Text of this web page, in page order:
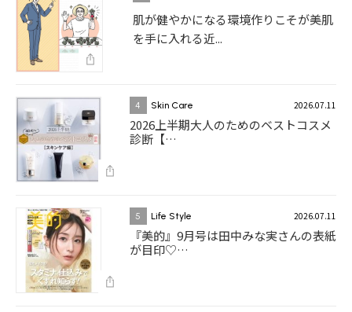
肌が健やかになる環境作りこそが美肌
を手に入れる近...
4 Skin Care 2026.07.11
2026上半期大人のためのベストコスメ
診断【…
5 Life Style 2026.07.11
『美的』9月号は田中みな実さんの表紙
が目印♡…